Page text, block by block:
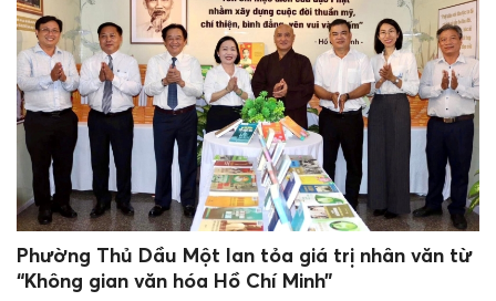
Phường Thủ Dầu Một lan tỏa giá trị nhân văn từ
“Không gian văn hóa Hồ Chí Minh”